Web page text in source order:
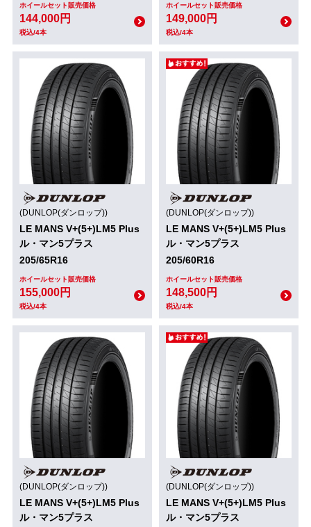
ホイールセット販売価格
144,000円
税込/4本
ホイールセット販売価格
149,000円
税込/4本
(DUNLOP(ダンロップ))
LE MANS V+(5+)LM5 Plus
ル・マン5プラス
205/65R16
ホイールセット販売価格
155,000円
税込/4本
(DUNLOP(ダンロップ))
LE MANS V+(5+)LM5 Plus
ル・マン5プラス
205/60R16
ホイールセット販売価格
148,500円
税込/4本
(DUNLOP(ダンロップ))
LE MANS V+(5+)LM5 Plus
ル・マン5プラス
(DUNLOP(ダンロップ))
LE MANS V+(5+)LM5 Plus
ル・マン5プラス